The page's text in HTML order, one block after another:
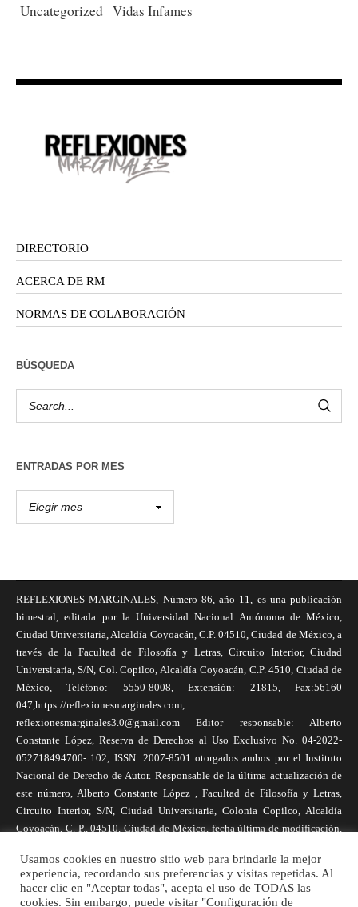
Uncategorized Vidas Infames
DIRECTORIO
ACERCA DE RM
NORMAS DE COLABORACIÓN
BÚSQUEDA
ENTRADAS POR MES
REFLEXIONES MARGINALES, Número 86, año 11, es una publicación
bimestral, editada por la Universidad Nacional Autónoma de México,
Ciudad Universitaria, Alcaldía Coyoacán, C.P. 04510, Ciudad de México, a
través de la Facultad de Filosofía y Letras, Circuito Interior, Ciudad
Universitaria, S/N, Col. Copilco, Alcaldía Coyoacán, C.P. 4510, Ciudad de
México, Teléfono: 5550-8008, Extensión: 21815, Fax:56160
047,https://reflexionesmarginales.com,
reflexionesmarginales3.0@gmail.com Editor responsable: Alberto
Constante López, Reserva de Derechos al Uso Exclusivo No. 04-2022-
052718494700- 102, ISSN: 2007-8501 otorgados ambos por el Instituto
Nacional de Derecho de Autor. Responsable de la última actualización de
este número, Alberto Constante López , Facultad de Filosofía y Letras,
Circuito Interior, S/N, Ciudad Universitaria, Colonia Copilco, Alcaldía
Coyoacán, C. P., 04510, Ciudad de México, fecha última de modificación,
necesariamente reflejan la postura de la revista, ni de Universidad Nacional
Autónoma de México. Los autores son responsables de los contenidos de
sus artículos. Se autoriza la reproducción total o parcial de los textos aquí
Usamos cookies en nuestro sitio web para brindarle la mejor
experiencia, recordando sus preferencias y visitas repetidas. Al
hacer clic en "Aceptar todas", acepta el uso de TODAS las
cookies. Sin embargo, puede visitar "Configuración de